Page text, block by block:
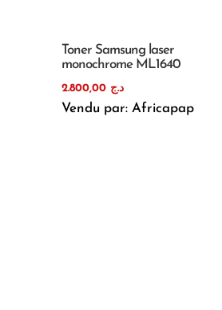
Toner Samsung laser
monochrome ML1640
د.ج 2.800,00
Vendu par: Africapap